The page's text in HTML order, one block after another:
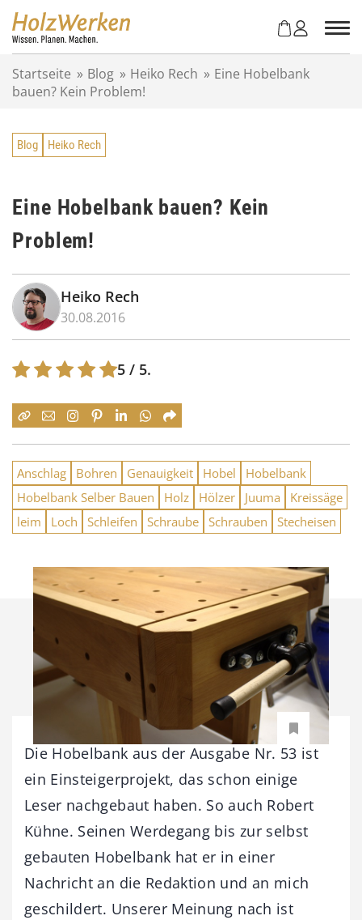
Startseite » Blog » Heiko Rech » Eine Hobelbank
bauen? Kein Problem!
Blog Heiko Rech
Eine Hobelbank bauen? Kein
Problem!
Heiko Rech
30.08.2016
5 / 5.
Anschlag Bohren Genauigkeit Hobel
Hobelbank
Hobelbank Selber Bauen
Holz Hölzer Juuma
Kreissäge
leim
Loch Schleifen Schraube Schrauben Stecheisen
Die Hobelbank aus der Ausgabe Nr. 53 ist
ein Einsteigerprojekt, das schon einige
Leser nachgebaut haben. So auch Robert
Kühne. Seinen Werdegang bis zur selbst
gebauten Hobelbank hat er in einer
Nachricht an die Redaktion und an mich
geschildert. Unserer Meinung nach ist